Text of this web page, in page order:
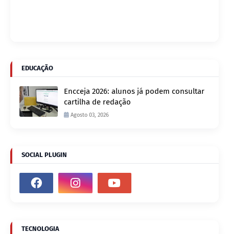
EDUCAÇÃO
Encceja 2026: alunos já podem consultar
cartilha de redação
Agosto 03, 2026
SOCIAL PLUGIN
TECNOLOGIA